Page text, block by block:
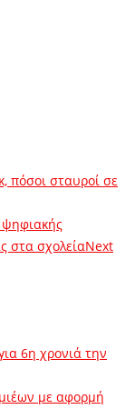
πόσοι σταυροί σε
ψηφιακής
στα σχολείαNext
6η χρονιά την
με αφορμή